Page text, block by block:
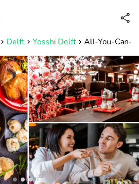
Disponible jusqu'à 23:00 heures
Delft Yosshi Delft All-You-Can-